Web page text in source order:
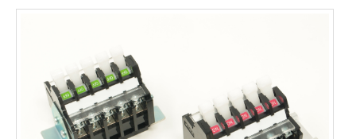
トップページへ
よくある質問
会員登録